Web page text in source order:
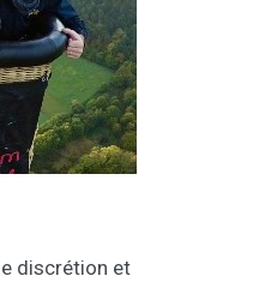
discrétion et